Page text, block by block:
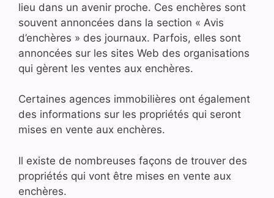
lieu dans un avenir proche. Ces enchères sont
souvent annoncées dans la section « Avis
d’enchères » des journaux. Parfois, elles sont
annoncées sur les sites Web des organisations
qui gèrent les ventes aux enchères.
Certaines agences immobilières ont également
des informations sur les propriétés qui seront
mises en vente aux enchères.
Il existe de nombreuses façons de trouver des
propriétés qui vont être mises en vente aux
enchères.